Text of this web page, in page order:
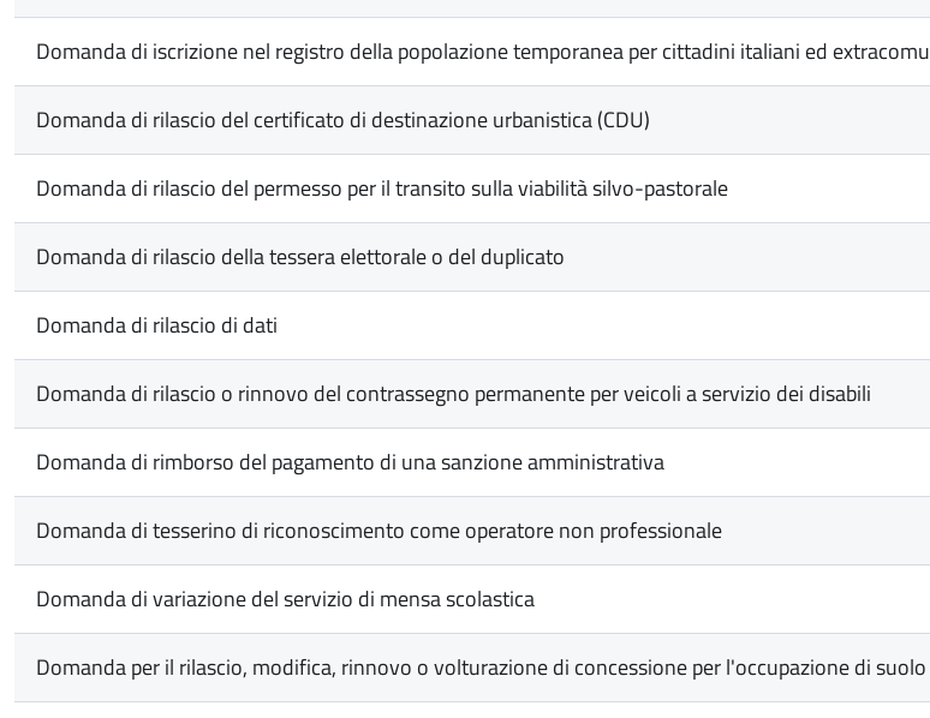
Domanda di iscrizione nel registro della popolazione temporanea per cittadini italiani ed
Domanda di rilascio del certificato di destinazione urbanistica (CDU)
Domanda di rilascio del permesso per il transito sulla viabilità silvo-pastorale
Domanda di rilascio della tessera elettorale o del duplicato
Domanda di rilascio di dati
Domanda di rilascio o rinnovo del contrassegno permanente per veicoli a servizio dei disabili
Domanda di rimborso del pagamento di una sanzione amministrativa
Domanda di tesserino di riconoscimento come operatore non professionale
Domanda di variazione del servizio di mensa scolastica
Domanda per il rilascio, modifica, rinnovo o volturazione di concessione per l'occupazione di